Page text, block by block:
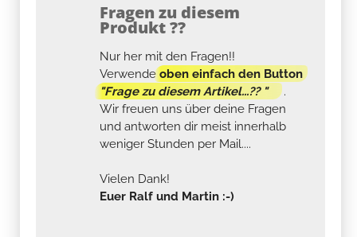
Fragen zu diesem
Produkt ??
Nur her mit den Fragen!!
Verwendeoben einfach den Button
"Frage zu diesem Artikel...?? "
.
Wir freuen uns über deine Fragen
und antworten dir meist innerhalb
weniger Stunden per Mail....
Vielen Dank!
Euer Ralf und Martin :-)